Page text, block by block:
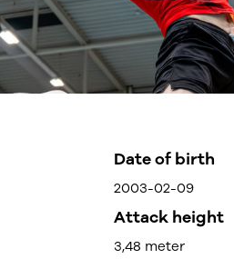
Date of birth
2003-02-09
Attack height
3,48 meter